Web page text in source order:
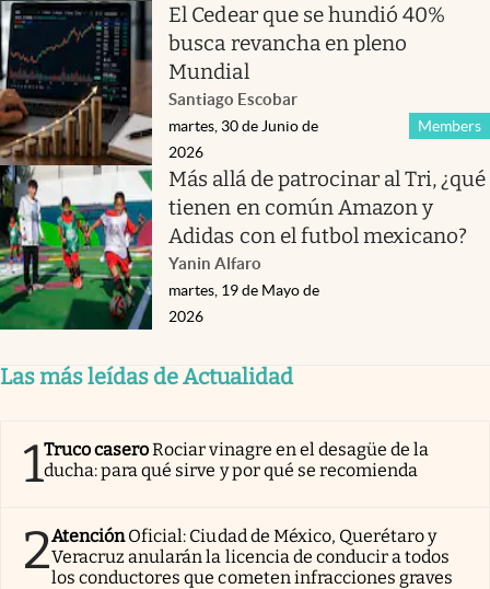
El Cedear que se hundió 40%
busca revancha en pleno
Mundial
Santiago Escobar
Members
martes, 30 de Junio de
2026
Más allá de patrocinar al Tri, ¿qué
tienen en común Amazon y
Adidas con el futbol mexicano?
Yanin Alfaro
martes, 19 de Mayo de
2026
Las más leídas de Actualidad
1Truco caseroRociar vinagre en el desagüe de la
ducha: para qué sirve y por qué se recomienda
2AtenciónOficial: Ciudad de México, Querétaro y
Veracruz anularán la licencia de conducir a todos
los conductores que cometen infracciones graves